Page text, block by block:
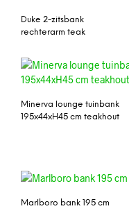
Duke 2-zitsbank
rechterarm teak
Minerva lounge tuinbank
195x44xH45 cm teakhout
Marlboro bank 195 cm